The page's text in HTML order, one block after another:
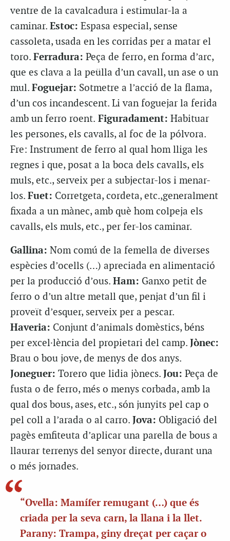
ventre de la cavalcadura i estimular-la a
caminar. Estoc: Espasa especial, sense
cassoleta, usada en les corridas per a matar el
toro. Ferradura: Peça de ferro, en forma d’arc,
que es clava a la peülla d’un cavall, un ase o un
mul. Foguejar: Sotmetre a l’acció de la flama,
d’un cos incandescent. Li van foguejar la ferida
amb un ferro roent. Figuradament: Habituar
les persones, els cavalls, al foc de la pólvora.
Fre: Instrument de ferro al qual hom lliga les
regnes i que, posat a la boca dels cavalls, els
muls, etc., serveix per a subjectar-los i menar-
los. Fuet: Corretgeta, cordeta, etc.,generalment
fixada a un mànec, amb què hom colpeja els
cavalls, els muls, etc., per fer-los caminar.
Gallina: Nom comú de la femella de diverses
espècies d’ocells (…) apreciada en alimentació
per la producció d’ous. Ham: Ganxo petit de
ferro o d’un altre metall que, penjat d’un fil i
proveït d’esquer, serveix per a pescar.
Haveria: Conjunt d’animals domèstics, béns
per excel·lència del propietari del camp. Jònec:
Brau o bou jove, de menys de dos anys.
Joneguer: Torero que lidia jònecs. Jou: Peça de
fusta o de ferro, més o menys corbada, amb la
qual dos bous, ases, etc., són junyits pel cap o
pel coll a l’arada o al carro. Jova: Obligació del
pagès emfiteuta d’aplicar una parella de bous a
llaurar terrenys del senyor directe, durant una
o més jornades.
“Ovella: Mamífer remugant (…) que és
criada per la seva carn, la llana i la llet.
Parany: Trampa, giny dreçat per caçar o